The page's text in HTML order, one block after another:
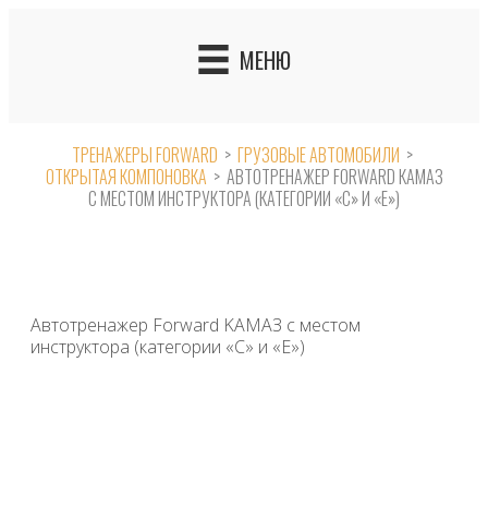
МЕНЮ
ТРЕНАЖЕРЫ FORWARD > ГРУЗОВЫЕ АВТОМОБИЛИ >
ОТКРЫТАЯ КОМПОНОВКА > АВТОТРЕНАЖЕР FORWARD КАМАЗ
С МЕСТОМ ИНСТРУКТОРА (КАТЕГОРИИ «С» И «Е»)
Автотренажер Forward KАМАЗ с местом
инструктора (категории «С» и «Е»)